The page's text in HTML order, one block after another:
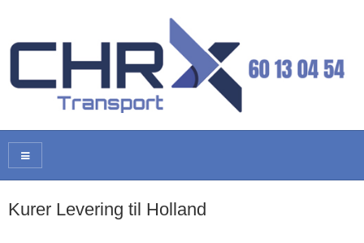
Kurer Levering til Holland